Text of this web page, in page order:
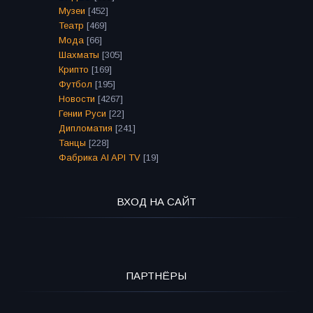
Музеи [452]
Театр [469]
Мода [66]
Шахматы [305]
Крипто [169]
Футбол [195]
Новости [4267]
Гении Руси [22]
Дипломатия [241]
Танцы [228]
Фабрика AI API TV [19]
ВХОД НА САЙТ
ПАРТНЁРЫ